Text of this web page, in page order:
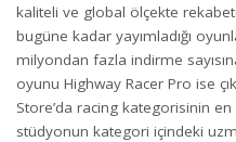
kaliteli ve global ölçekte
bugüne kadar yayımladığı
milyondan fazla indirme
oyunu Highway Racer Pro ise
Store’da racing kategorisinin
stüdyonun kategori içindeki